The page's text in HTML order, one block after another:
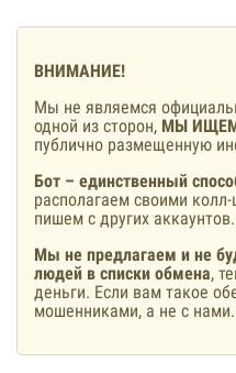
ВНИМАНИЕ!
Мы не являемся
одной из сторон, МЫ
публично размещенную
Бот – единственный
располагаем своими
пишем с других аккаунтов.
Мы не предлагаем и не
людей в списки обмена,
деньги. Если вам такое
мошенниками, а не с нами.